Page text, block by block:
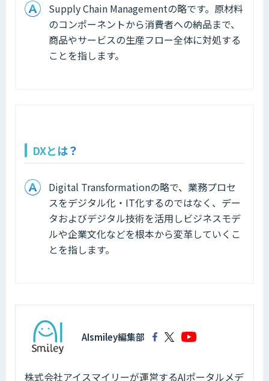
Supply Chain Managementの略です。原材料
のコンポーネントから消費者への納品まで、
商品やサービスの生産フロー全体に対処する
ことを指します。
DXとは？
Digital Transformationの略で、業務プロセ
スをデジタル化・IT化するのではなく、デー
タおよびデジタル技術を活用しビジネスモデ
ルや企業文化などを根本から変革していくこ
とを指します。
AIsmiley編集部
株式会社アイスマイリーが運営するAIポータルメデ